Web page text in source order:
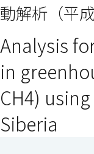
ドウで開きます）
ンドウで開きます）
ウインドウで開き
動解析（平成
Analysis
in
CH4)
Siberia